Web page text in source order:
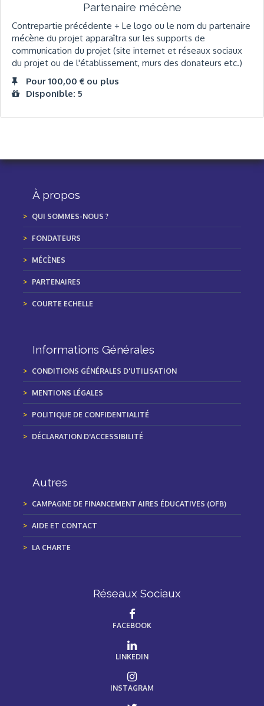
Partenaire mécène
Contrepartie précédente + Le logo ou le nom du partenaire
mécène du projet apparaîtra sur les supports de
communication du projet (site internet et réseaux sociaux
du projet ou de l'établissement, murs des donateurs etc.)
Pour 100,00 € ou plus
Disponible: 5
À propos
QUI SOMMES-NOUS ?
FONDATEURS
MÉCÈNES
PARTENAIRES
COURTE ECHELLE
Informations Générales
CONDITIONS GÉNÉRALES D'UTILISATION
MENTIONS LÉGALES
POLITIQUE DE CONFIDENTIALITÉ
DÉCLARATION D'ACCESSIBILITÉ
Autres
CAMPAGNE DE FINANCEMENT AIRES ÉDUCATIVES (OFB)
AIDE ET CONTACT
LA CHARTE
Réseaux Sociaux
FACEBOOK
LINKEDIN
INSTAGRAM